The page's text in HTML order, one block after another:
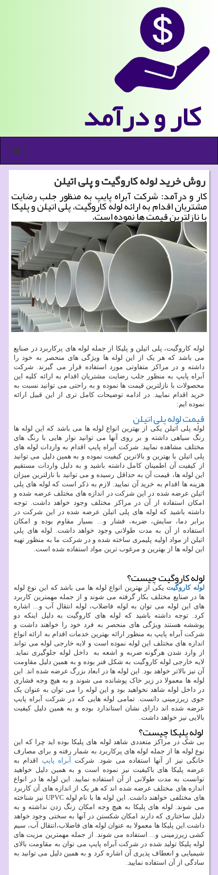
كار و درآمد
منو
روش خرید لوله كاروگیت و پلی اتیلن
كار و درآمد: شركت آبراه پایپ به منظور جلب رضایت
مشتریان اقدام به ارائه لوله كاروگیت، پلی اتیلن و پلیكا
با نازلترین قیمت ها نموده است.
لوله کاروگیت، پلی اتیلن و پلیکا از جمله لوله های پرکاربرد در صنایع
می باشد که هر یک از این لوله ها ویژگی های منحصر به خود را
داشته و در مراکز متفاوتی مورد استفاده قرار می گیرند. شرکت
آبراه پایپ به منظور جلب رضایت مشتریان اقدام به ارائه کلیه این
محصولات با نازلترین قیمت ها نموده و به راحتی می توانید نسبت به
خرید اقدام نمایید. در ادامه توضیحات کامل تری از این قبیل ارائه
نموده ایم:
قیمت لوله پلی اتیلن
لوله پلی اتیلن یکی از بهترین انواع لوله ها می باشد که این لوله ها
رنگ سیاهی داشته و بر روی آنها می توانید نوار هایی با رنگ های
مختلف مشاهده نمایید. شرکت آبراه پایپ اقدام به واردات لوله های
پلی اتیلن با بهترین و بالاترین کیفیت نموده و به همین دلیل می توانید
از کیفیت آن اطمینان کامل داشته باشید و به دلیل واردات مستقیم
این لوله ها، قیمت آن به حداقل رسیده و می توانید با نازلترین میزان
هزینه ها اقدام به خرید آن نمایید. لازم به ذکر است که لوله های پلی
اتیلن عرضه شده در این شرکت در اندازه های مختلف عرضه شده و
امکان استفاده از آن در مراکز مختلف وجود خواهد داشت. توجه
داشته باشید که لوله های پلی اتیلن عرضه شده در این شرکت در
برابر دما، سایش، ضربه، فشار و... بسیار مقاوم بوده و امکان
استفاده از آن به مدت طولانی وجود خواهد داشت. لوله های پلی
اتیلن از مواد اولیه پلیمری ساخته شده و در شرکت ما به منظور تهیه
این لوله ها از بهترین و مرغوب ترین مواد استفاده شده است.
لوله کاروگیت چیست؟
لوله کاروگیت یکی از بهترین انواع لوله ها می باشد که این نوع لوله
ها در صنایع مختلف بکار گرفته می شوند و از جمله مهمترین کاربرد
های این لوله می توان به لوله فاضلاب، لوله انتقال آب و... اشاره
کرد. توجه داشته باشید که لوله های کاروگیت به دلیل اینکه دو
پوششه هستند ویژگی های منحصر به فرد خود را خواهند داشت و
شرکت آبراه پایپ به منظور ارائه بهترین خدمات اقدام به ارائه انواع
اندازه های مختلف این لوله نموده است و لایه خارجی لوله می تواند
از وارد شدن هرگونه ضربه و اشعه به داخل لوله جلوگیری نماید.
لایه خارجی لوله کاروگیت به شکل فنر بوده و به همین دلیل مقاومت
آن نیز بالاتر خواهد بود. این لوله ها در ابعاد بزرگ عرضه شده اند. این
لوله ها معمولا در زیر خاک پوشانده می شوند و به هیچ وجه فشاری
در داخل لوله شاهد نخواهید بود و این لوله را می توان به عنوان یک
جوی زیرزمینی دانست. تمامی لوله هایی که در شرکت آبراه پایپ
عرضه شده اند دارای نشان استاندارد بوده و به همین دلیل کیفیت
بالایی نیز خواهد داشت.
لوله پلیکا چیست؟
بی شک در مراکز متعددی شاهد لوله های پلیکا بوده اید چرا که این
نوع لوله ها از جمله لوله های پرکاربرد به شمار رفته و برای مصارف
خانگی نیز از آنها استفاده می شود. شرکت
آبراه پایپ اقدام به
عرضه پلیکا های باکیفیت نیز نموده است و به همین دلیل خواهید
توانست به مدت طولانی از آن استفاده نمایید. این لوله ها در انواع
اندازه های مختلف عرضه شده اند که هر یک از اندازه های آن کاربرد
های مختلفی خواهند داشت. این لوله ها با نام لوله UPVC نیز شناخته
می شوند. لوله های پلیکا به هیچ وجه امکان زنگ زدن نداشته و به
دلیل ساختاری که دارند امکان شکستن در آنها به سختی وجود خواهد
داشت.این پلیکا ها معمولا به عنوان لوله های فاضلاب،انتقال آب، سیم
کشی زیرزمینی و... استفاده می شوند. از جمله مهمترین مزیت های
لوله پلیکا تولید شده در شرکت آبراه پایپ می توان به مقاومت بالای
شیمیایی و انعطاف پذیری آن اشاره کرد و به همین دلیل می توانید به
سادگی از آن استفاده نمایید.